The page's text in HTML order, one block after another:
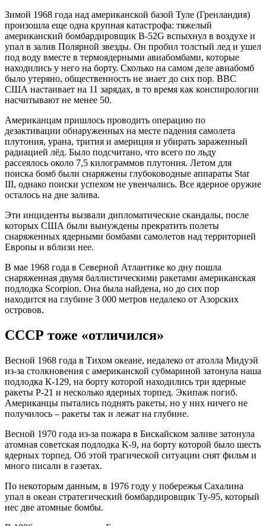
Зимой 1968 года над американской базой Туле (Гренландия)
произошла еще одна крупная катастрофа: тяжелый
американский бомбардировщик B-52G вспыхнул в воздухе и
упал в залив Полярной звезды. Он пробил толстый лед и ушел
под воду вместе в термоядерными авиабомбами, которые
находились у него на борту. Сколько на самом деле авиабомб
было утеряно, общественность не знает до сих пор. ВВС
США настаивает на 11 зарядах, в то время как конспирологии
насчитывают не менее 50.
Американцам пришлось проводить операцию по
дезактивации обнаруженных на месте падения самолета
плутония, урана, трития и америция и убирать зараженный
радиацией лёд. Было подсчитано, что всего по льду
рассеялось около 7,5 килограммов плутония. Летом для
поиска бомб были снаряжены глубоководные аппараты Star
III, однако поиски успехом не увенчались. Все ядерное оружие
осталось на дне залива.
Эти инциденты вызвали дипломатические скандалы, после
которых США были вынуждены прекратить полеты
снаряженных ядерными бомбами самолетов над территорией
Европы и вблизи нее.
В мае 1968 года в Северной Атлантике ко дну пошла
снаряженная двумя баллистическими ракетами американская
подлодка Scorpion. Она была найдена, но до сих пор
находится на глубине 3 000 метров недалеко от Азорских
островов.
СССР тоже «отличился»
Весной 1968 года в Тихом океане, недалеко от атолла Мидуэй
из-за столкновения с американской субмариной затонула наша
подлодка К-129, на борту которой находились три ядерные
ракеты Р-21 и несколько ядерных торпед. Экипаж погиб.
Американцы пытались поднять ракеты, но у них ничего не
получилось – ракеты так и лежат на глубине.
Весной 1970 года из-за пожара в Бискайском заливе затонула
атомная советская подлодка K-9, на борту которой было шесть
ядерных торпед. Об этой трагической ситуации снят фильм и
много писали в газетах.
По некоторым данным, в 1976 году у побережья Сахалина
упал в океан стратегический бомбардировщик Ту-95, который
нес две атомные бомбы.